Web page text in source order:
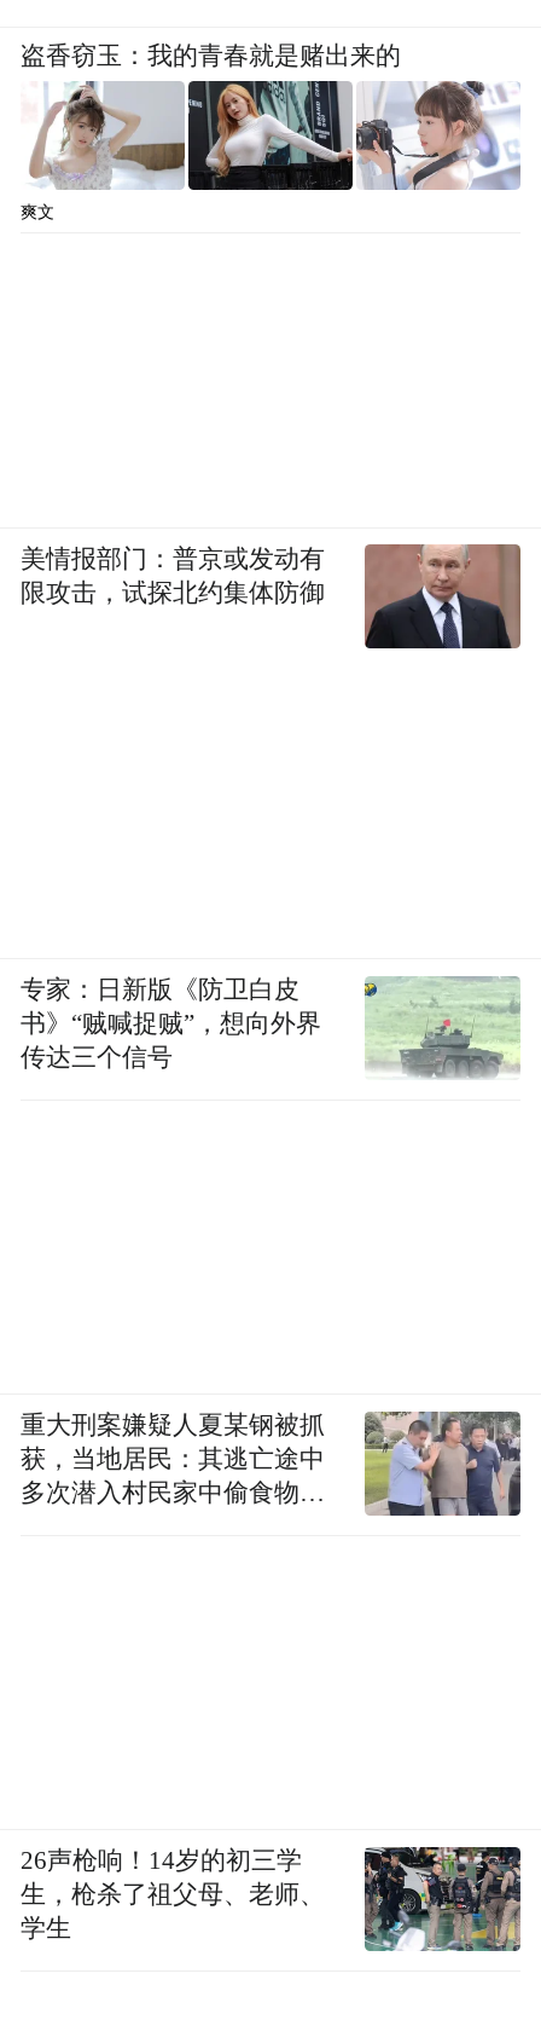
盗香窃玉：我的青春就是赌出来的
爽文
美情报部门：普京或发动有
限攻击，试探北约集体防御
专家：日新版《防卫白皮
书》“贼喊捉贼”，想向外界
传达三个信号
重大刑案嫌疑人夏某钢被抓
获，当地居民：其逃亡途中
多次潜入村民家中偷食物被
26声枪响！14岁的初三学
生，枪杀了祖父母、老师、
学生